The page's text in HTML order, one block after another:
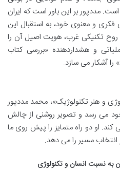
مددپور بر این باور است که ایران
فکری و معنوی خود، به استقبال این
روح تکنیکی غرب، هویت اصیل آن را
و هشداردهنده «بررسی کتاب
آشکار می سازد.
و هنر تکنولوژیک»، محمد مددپور
می رسد و تصویر روشنی از چالش
او دو راه متمایز را پیش روی ما
مسیر را می دهد.
نسبت انسان و تکنولوژی